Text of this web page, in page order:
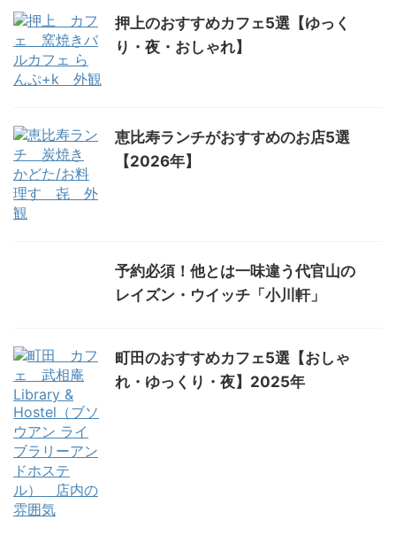
押上のおすすめカフェ5選【ゆっく
り・夜・おしゃれ】
恵比寿ランチがおすすめのお店5選
【2026年】
予約必須！他とは一味違う代官山の
レイズン・ウイッチ「小川軒」
町田のおすすめカフェ5選【おしゃ
れ・ゆっくり・夜】2025年